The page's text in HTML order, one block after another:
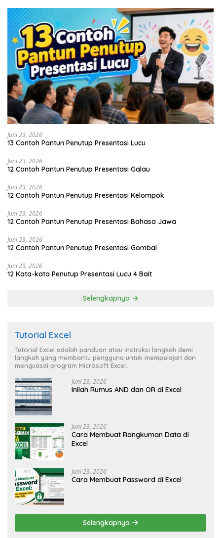
Juni 23, 2026
13 Contoh Pantun Penutup Presentasi Lucu
Juni 23, 2026
12 Contoh Pantun Penutup Presentasi Galau
Juni 23, 2026
12 Contoh Pantun Penutup Presentasi Kelompok
Juni 23, 2026
12 Contoh Pantun Penutup Presentasi Bahasa Jawa
Juni 23, 2026
12 Contoh Pantun Penutup Presentasi Gombal
Juni 23, 2026
12 Kata-kata Penutup Presentasi Lucu 4 Bait
Selengkapnya
Tutorial Excel
Tutorial Excel adalah panduan atau instruksi langkah demi
langkah yang membantu pengguna untuk mempelajari dan
menguasai program Microsoft Excel.
Juni 23, 2026
Inilah Rumus AND dan OR di Excel
Juni 23, 2026
Cara Membuat Rangkuman Data di
Excel
Juni 23, 2026
Cara Membuat Password di Excel
Selengkapnya